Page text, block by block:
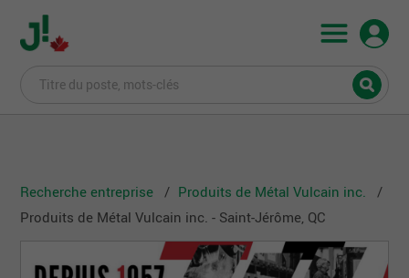
Recherche entreprise
Produits de Métal Vulcain inc.
Produits de Métal Vulcain inc. - Saint-Jérôme, QC